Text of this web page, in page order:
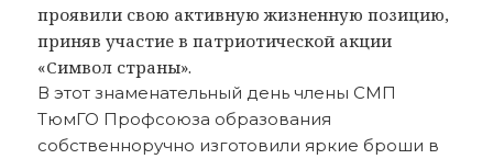
проявили свою активную жизненную позицию,
приняв участие в патриотической акции
«Символ страны».
В этот знаменательный день члены СМП
ТюмГО Профсоюза образования
собственноручно изготовили яркие броши в